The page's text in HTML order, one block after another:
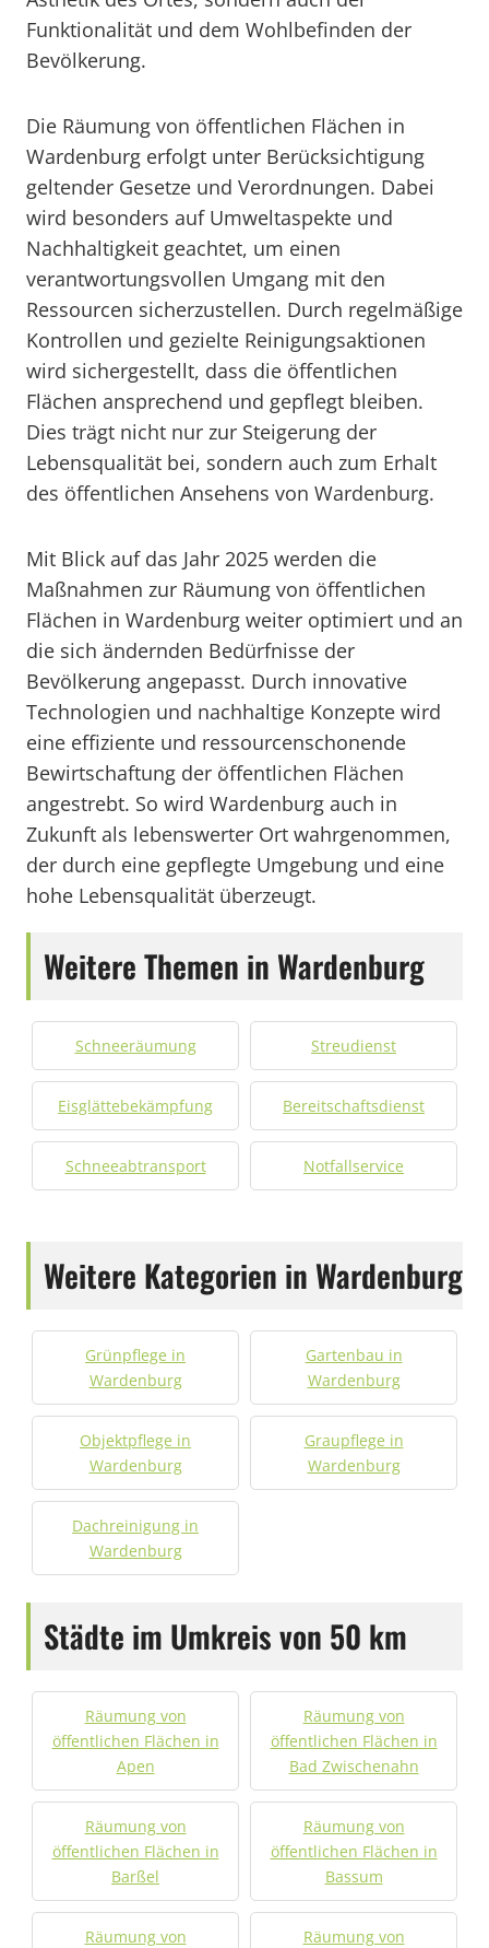
Funktionalität und dem Wohlbefinden der
Bevölkerung.
Die Räumung von öffentlichen Flächen in
Wardenburg erfolgt unter Berücksichtigung
geltender Gesetze und Verordnungen. Dabei
wird besonders auf Umweltaspekte und
Nachhaltigkeit geachtet, um einen
verantwortungsvollen Umgang mit den
Ressourcen sicherzustellen. Durch regelmäßige
Kontrollen und gezielte Reinigungsaktionen
wird sichergestellt, dass die öffentlichen
Flächen ansprechend und gepflegt bleiben.
Dies trägt nicht nur zur Steigerung der
Lebensqualität bei, sondern auch zum Erhalt
des öffentlichen Ansehens von Wardenburg.
Mit Blick auf das Jahr 2025 werden die
Maßnahmen zur Räumung von öffentlichen
Flächen in Wardenburg weiter optimiert und an
die sich ändernden Bedürfnisse der
Bevölkerung angepasst. Durch innovative
Technologien und nachhaltige Konzepte wird
eine effiziente und ressourcenschonende
Bewirtschaftung der öffentlichen Flächen
angestrebt. So wird Wardenburg auch in
Zukunft als lebenswerter Ort wahrgenommen,
der durch eine gepflegte Umgebung und eine
hohe Lebensqualität überzeugt.
Weitere Themen in Wardenburg
Schneeräumung Streudienst
Eisglättebekämpfung Bereitschaftsdienst
Schneeabtransport Notfallservice
Weitere Kategorien in Wardenburg
Grünpflege in
Wardenburg
Gartenbau in
Wardenburg
Objektpflege in
Wardenburg
Graupflege in
Wardenburg
Dachreinigung in
Wardenburg
Städte im Umkreis von 50 km
Räumung von
öffentlichen Flächen in
Apen
Räumung von
öffentlichen Flächen in
Bad Zwischenahn
Räumung von
öffentlichen Flächen in
Barßel
Räumung von
öffentlichen Flächen in
Bassum
Räumung von
Räumung von